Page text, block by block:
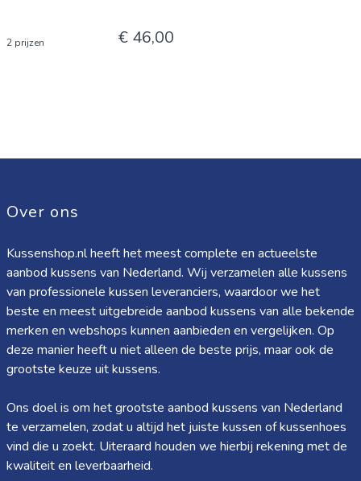
2 prijzen € 46,00
Over ons
Kussenshop.nl heeft het meest complete en actueelste
aanbod kussens van Nederland. Wij verzamelen alle kussens
van professionele kussen leveranciers, waardoor we het
beste en meest uitgebreide aanbod kussens van alle bekende
merken en webshops kunnen aanbieden en vergelijken. Op
deze manier heeft u niet alleen de beste prijs, maar ook de
grootste keuze uit kussens.
Ons doel is om het grootste aanbod kussens van Nederland
te verzamelen, zodat u altijd het juiste kussen of kussenhoes
vind die u zoekt. Uiteraard houden we hierbij rekening met de
kwaliteit en leverbaarheid.